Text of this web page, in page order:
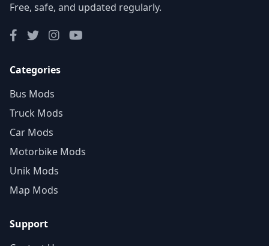
Free, safe, and updated regularly.
Categories
Bus Mods
Truck Mods
Car Mods
Motorbike Mods
Unik Mods
Map Mods
Support